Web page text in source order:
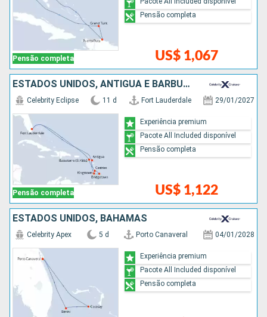
Pensão completa US$ 1,067
Pensão completa
ESTADOS UNIDOS, ANTIGUA E BARBUDA, SANTA LUCIA, BARBADOS, SÃO VINCENTE E GRANADINAS
Pensão completa
Celebrity Eclipse 11 d Fort Lauderdale 29/01/2027
US$ 1,122
Experiência premium
Pacote All Included disponível
Pensão completa
ESTADOS UNIDOS, BAHAMAS
Celebrity Apex 5 d Porto Canaveral 04/01/2028
Experiência premium
Pacote All Included disponível
Pensão completa